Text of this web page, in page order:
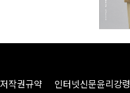
저작권규약 인터넷신문윤리강령